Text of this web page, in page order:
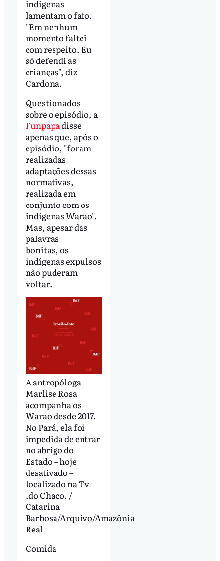
indígenas
lamentam o fato.
"Em nenhum
momento faltei
com respeito. Eu
só defendi as
crianças", diz
Cardona.
Questionados
sobre o episódio, a
Funpapadisse
apenas que, após o
episódio, "foram
realizadas
adaptações dessas
normativas,
realizada em
conjunto com os
indígenas Warao".
Mas, apesar das
palavras
bonitas, os
indígenas expulsos
não puderam
voltar.
A antropóloga
Marlise Rosa
acompanha os
Warao desde 2017.
No Pará, ela foi
impedida de entrar
no abrigo do
Estado – hoje
desativado –
localizado na Tv
.do Chaco. /
Catarina
Barbosa/Arquivo/Amazônia
Real
Comida